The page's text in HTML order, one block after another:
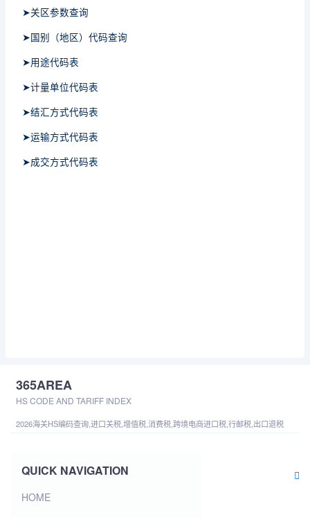
➤关区参数查询
➤国别（地区）代码查询
➤用途代码表
➤计量单位代码表
➤结汇方式代码表
➤运输方式代码表
➤成交方式代码表
365AREA
HS CODE AND TARIFF INDEX
2026海关HS编码查询,进口关税,增值税,消费税,跨境电商进口税,行邮税,出口退税
QUICK NAVIGATION
HOME